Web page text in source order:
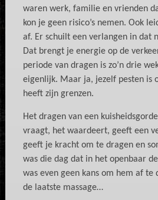
waren werk, familie en vrienden
kon je geen risico’s nemen. Ook
af. Er schuilt een verlangen in dat
Dat brengt je energie op de
periode van dragen is zo’n drie
eigenlijk. Maar ja, jezelf pesten is
heeft zijn grenzen.
Het dragen van een
vraagt, het waardeert, geeft een
geeft je kracht om te dragen en
was die dag dat in het openbaar
was even geen kans om hem af te
de laatste massage…